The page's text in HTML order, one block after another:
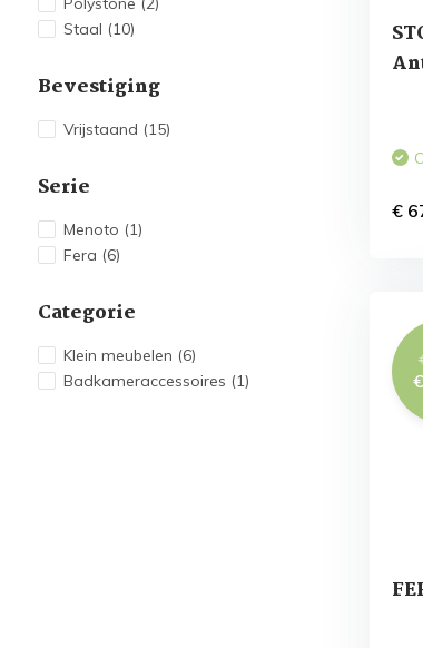
Staal (10)
Bevestiging
Vrijstaand (15)
Serie
Menoto (1)
Fera (6)
Categorie
Klein meubelen (6)
Badkameraccessoires (1)
€